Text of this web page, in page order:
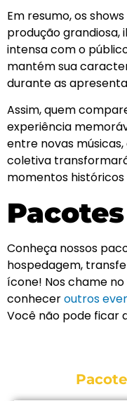
Em resumo, os
produção grandiosa,
intensa com o
mantém sua
durante as
Assim, quem
experiência
entre novas
coletiva
momentos
Conheça nossos
hospedagem,
ícone! Nos chame no
conheceroutros
Você não pode ficar